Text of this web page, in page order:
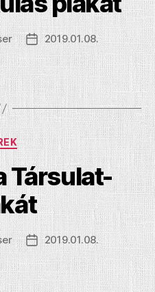
Bejegyzés
dátuma
2019.01.08.
Kategóriák
Társulat-
Bejegyzés
dátuma
2019.01.08.